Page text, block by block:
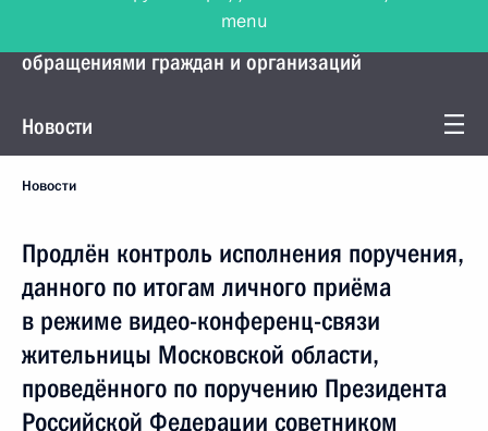
Управление Президента по работе с
обращениями граждан и организаций
Новости
Новости
Продлён контроль исполнения поручения,
данного по итогам личного приёма
в режиме видео-конференц-связи
жительницы Московской области,
проведённого по поручению Президента
Российской Федерации советником